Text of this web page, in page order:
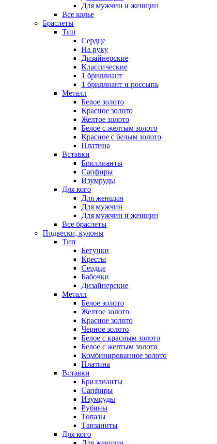
Для мужчин и женщин
Все колье
Браслеты
Тип
Сердце
На руку
Дизайнерские
Классические
1 бриллиант
1 бриллиант и россыпь
Металл
Белое золото
Красное золото
Желтое золото
Белое с желтым золото
Красное с белым золото
Платина
Вставки
Бриллианты
Сапфиры
Изумруды
Для кого
Для женщин
Для мужчин
Для мужчин и женщин
Все браслеты
Подвески, кулоны
Тип
Бегунки
Кресты
Сердце
Бабочки
Дизайнерские
Металл
Белое золото
Желтое золото
Красное золото
Черное золото
Белое с красным золото
Белое с желтым золото
Комбинированное золото
Платина
Вставки
Бриллианты
Сапфиры
Изумруды
Рубины
Топазы
Танзаниты
Для кого